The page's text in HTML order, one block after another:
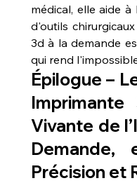
médical, elle aide
d'outils
3d à la demande
qui rend
Épilogue –
Imprimante
Vivante de l’
Demande,
Précision et